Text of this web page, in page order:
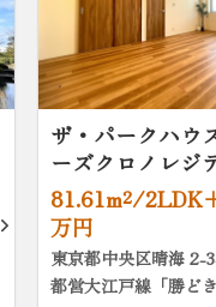
ザ・パークハウ
ーズクロノレジ
81.61m²/
万円
東京都中央区晴海 2-
都営大江戸線「勝ど